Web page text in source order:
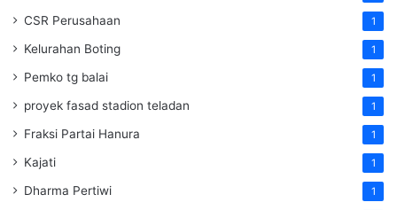
CSR Perusahaan 1
Kelurahan Boting 1
Pemko tg balai 1
proyek fasad stadion teladan 1
Fraksi Partai Hanura 1
Kajati 1
Dharma Pertiwi 1